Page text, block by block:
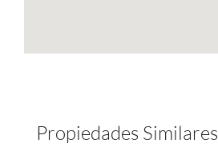
Propiedades Similares